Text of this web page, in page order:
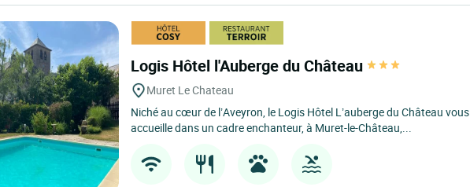
Logis Hôtel l'Auberge du Château
Muret Le Chateau
Niché au cœur de l’Aveyron, le Logis Hôtel L’auberge du Château vous
accueille dans un cadre enchanteur, à Muret-le-Château,...